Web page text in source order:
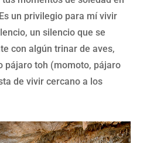
un privilegio para mí vivir
un silencio que se
con algún trinar de aves,
pájaro toh (momoto, pájaro
de vivir cercano a los